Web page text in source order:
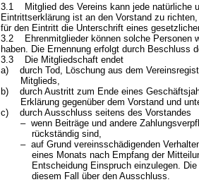
3.1 Mitglied des Vereins kann jede natürliche
Eintrittserklärung ist an den Vorstand zu
für den Eintritt die Unterschrift eines
3.2 Ehrenmitglieder können solche Personen
haben. Die Ernennung erfolgt durch Beschluss
3.3 Die Mitgliedschaft endet
a) durch Tod, Löschung aus dem
Mitglieds,
b) durch Austritt zum Ende eines
Erklärung gegenüber dem Vorstand und
c) durch Ausschluss seitens des Vorstandes
– wenn Beiträge und andere
rückständig sind,
– auf Grund vereinsschädigenden
eines Monats nach Empfang der
Entscheidung Einspruch einzulegen. Die
diesem Fall über den Ausschluss.